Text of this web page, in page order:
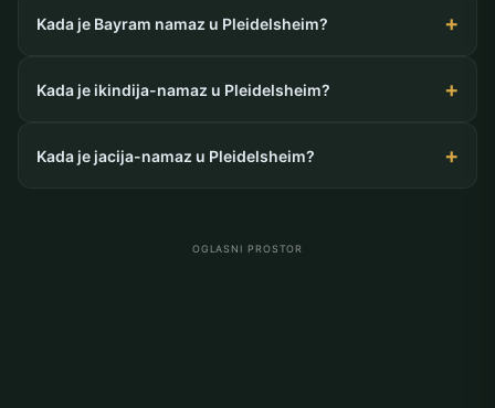
Kada je Bayram namaz u Pleidelsheim?
Kada je ikindija-namaz u Pleidelsheim?
Kada je jacija-namaz u Pleidelsheim?
OGLASNI PROSTOR